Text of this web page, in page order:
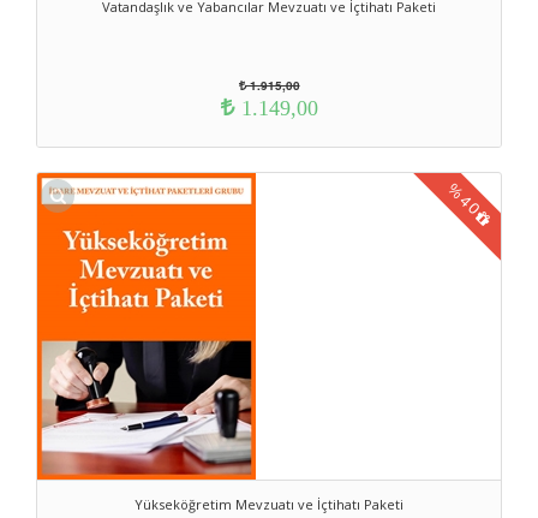
Vatandaşlık ve Yabancılar Mevzuatı ve İçtihatı Paketi
1.915,00
1.149,00
Yükseköğretim Mevzuatı ve İçtihatı Paketi
%40